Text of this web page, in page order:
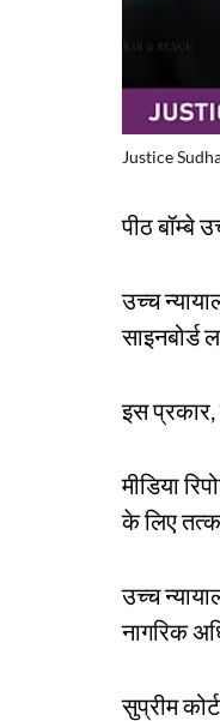
Justice
पीठ बॉम्बे
उच्च
साइनबोर्ड
इस प्रकार,
मीडिया
के लिए
उच्च
नागरिक
सुप्रीम